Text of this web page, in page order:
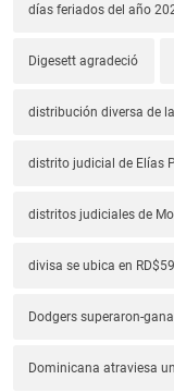
días feriados del año
Digesett agradeció
distribución diversa de
distrito judicial de Elías
distritos judiciales de
divisa se ubica en
Dodgers superaron-
Dominicana atraviesa